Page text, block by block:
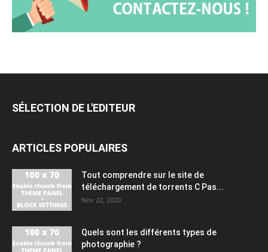
SÉLECTION DE L'EDITEUR
ARTICLES POPULAIRES
Tout comprendre sur le site de
téléchargement de torrents C Pas...
Nov 22, 2020
Quels sont les différents types de
photographie ?